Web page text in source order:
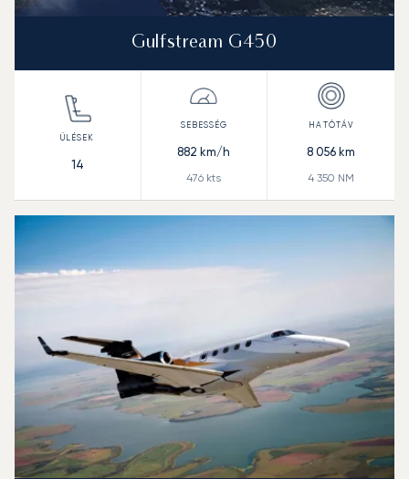
Gulfstream G450
14
882 km/h
476 kts
8 056 km
4 350 NM